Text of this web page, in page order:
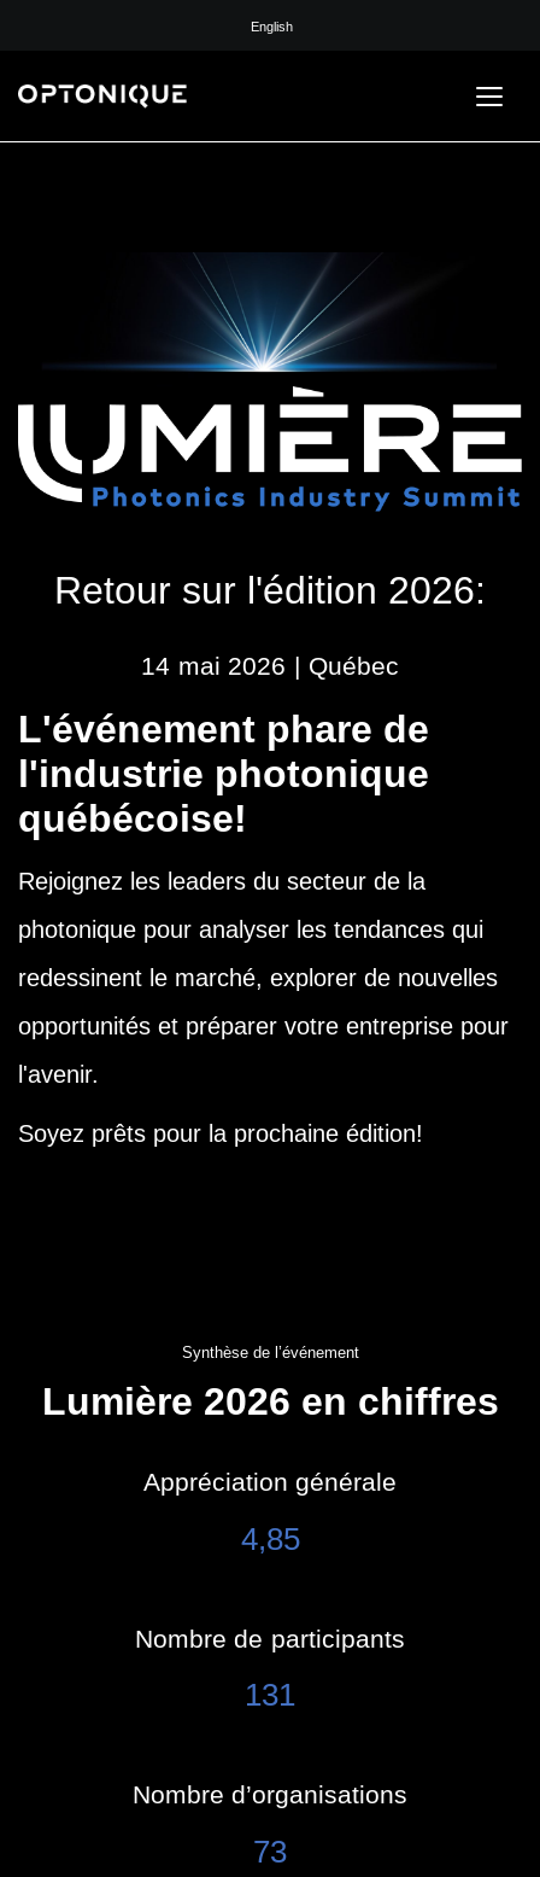
English
Retour sur l'édition 2026:
14 mai 2026 | Québec
L'événement phare de
l'industrie photonique
québécoise!
Rejoignez les leaders du secteur de la
photonique pour analyser les tendances qui
redessinent le marché, explorer de nouvelles
opportunités et préparer votre entreprise pour
l'avenir.
Soyez prêts pour la prochaine édition!
Synthèse de l’événement
Lumière 2026 en chiffres
Appréciation générale
4,85
Nombre de participants
131
Nombre d’organisations
73